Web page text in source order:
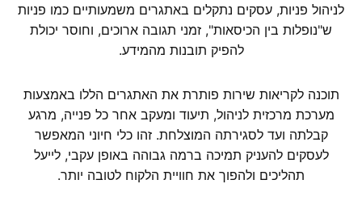
לניהול פניות, עסקים נתקלים באתגרים משמעותיים כמו פניות
ש"נופלות בין הכיסאות", זמני תגובה ארוכים, וחוסר יכולת
להפיק תובנות מהמידע.
תוכנה לקריאות שירות פותרת את האתגרים הללו באמצעות
מערכת מרכזית לניהול, תיעוד ומעקב אחר כל פנייה, מרגע
קבלתה ועד לסגירתה המוצלחת. זהו כלי חיוני המאפשר
לעסקים להעניק תמיכה ברמה גבוהה באופן עקבי, לייעל
תהליכים ולהפוך את חוויית הלקוח לטובה יותר.